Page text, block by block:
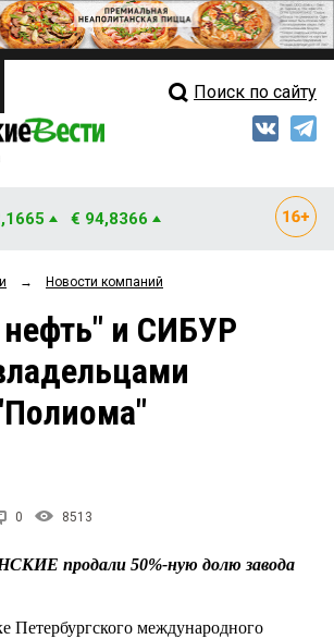
Свежий выпуск
Мнения
Рейтинги
Блоги
Архив
Поиск по сайту
€ 94,8366
→ Новости компаний
и СИБУР
0 8513
продали 50%-ную долю завода
Петербургского международного